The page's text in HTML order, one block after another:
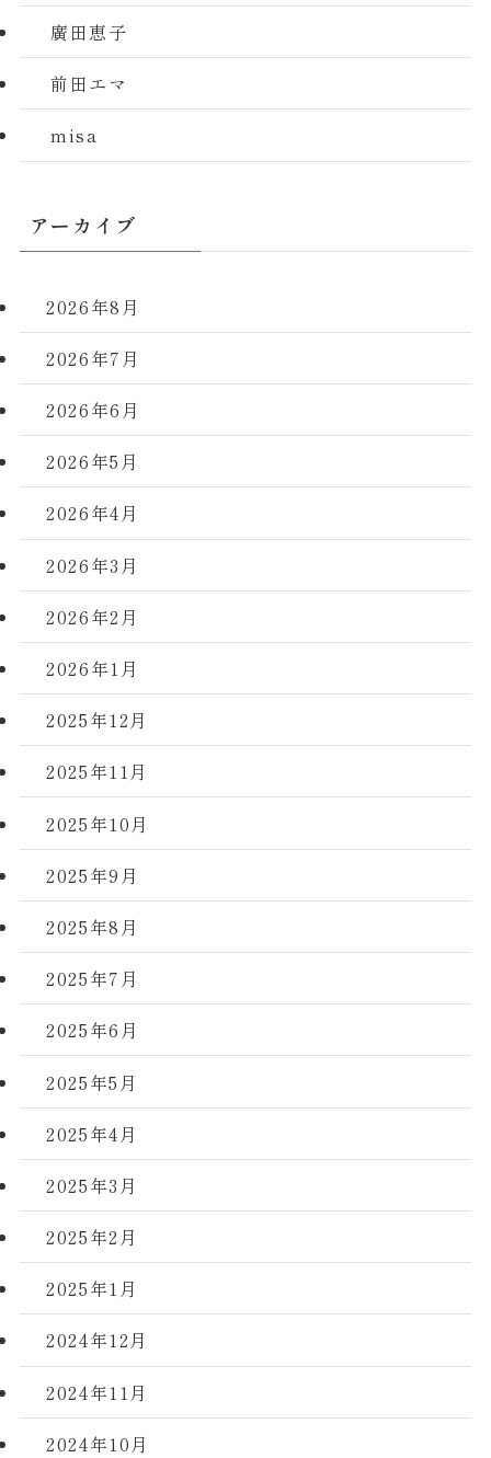
廣田恵子
前田エマ
misa
アーカイブ
2026年8月
2026年7月
2026年6月
2026年5月
2026年4月
2026年3月
2026年2月
2026年1月
2025年12月
2025年11月
2025年10月
2025年9月
2025年8月
2025年7月
2025年6月
2025年5月
2025年4月
2025年3月
2025年2月
2025年1月
2024年12月
2024年11月
2024年10月